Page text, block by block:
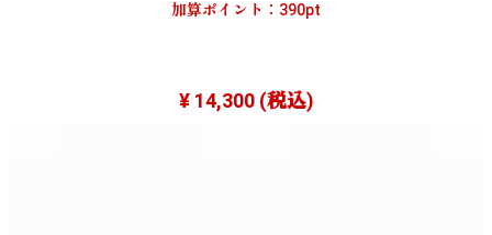
加算ポイント： 390pt
¥ 14,300(税込)